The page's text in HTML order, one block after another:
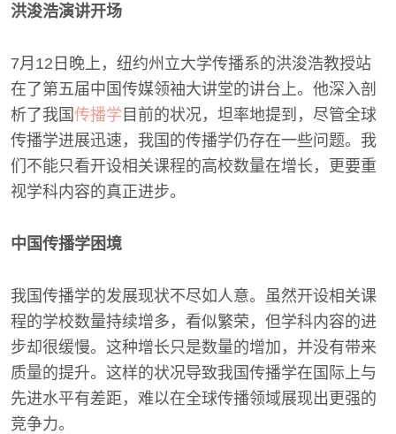
洪浚浩演讲开场
7月12日晚上，纽约州立大学传播系的洪浚浩教授站
在了第五届中国传媒领袖大讲堂的讲台上。他深入剖
析了我国传播学 目前的状况，坦率地提到，尽管全球
传播学进展迅速，我国的传播学仍存在一些问题。我
们不能只看开设相关课程的高校数量在增长，更要重
视学科内容的真正进步。
中国传播学困境
我国传播学的发展现状不尽如人意。虽然开设相关课
程的学校数量持续增多，看似繁荣，但学科内容的进
步却很缓慢。这种增长只是数量的增加，并没有带来
质量的提升。这样的状况导致我国传播学在国际上与
先进水平有差距，难以在全球传播领域展现出更强的
竞争力。